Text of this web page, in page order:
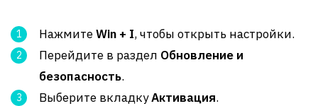
НажмитеWin + I, чтобы открыть настройки.
Перейдите в раздел Обновление и
безопасность.
Выберите вкладкуАктивация.